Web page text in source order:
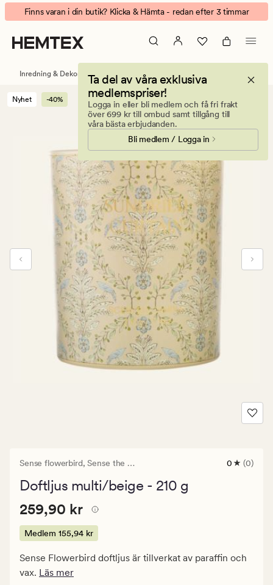
Sense
flowerbird
doftljus
multi/beige
Animerad
banner.
Klicka
på
att
Finns varan i din butik? Klicka & Hämta - redan efter 3 timmar
Ta del av våra exklusiva
medlemspriser!
Logga in eller bli medlem och få fri frakt
över 699 kr till ombud samt tillgång till
våra bästa erbjudanden.
Bli medlem / Logga in
Inredning & Dekorationer Ljus & doftljus Doftljus
Nyhet -40%
Sense flowerbird,Sense the Moment
0
0 (0)
Doftljus multi/beige - 210 g
Pris
259,90
kr.
155,94
kr
Pris 259,90 kr
259,90 kr
Medlem 155,94 kr
Sense Flowerbird doftljus är tillverkat av paraffin och
vax. Läs mer